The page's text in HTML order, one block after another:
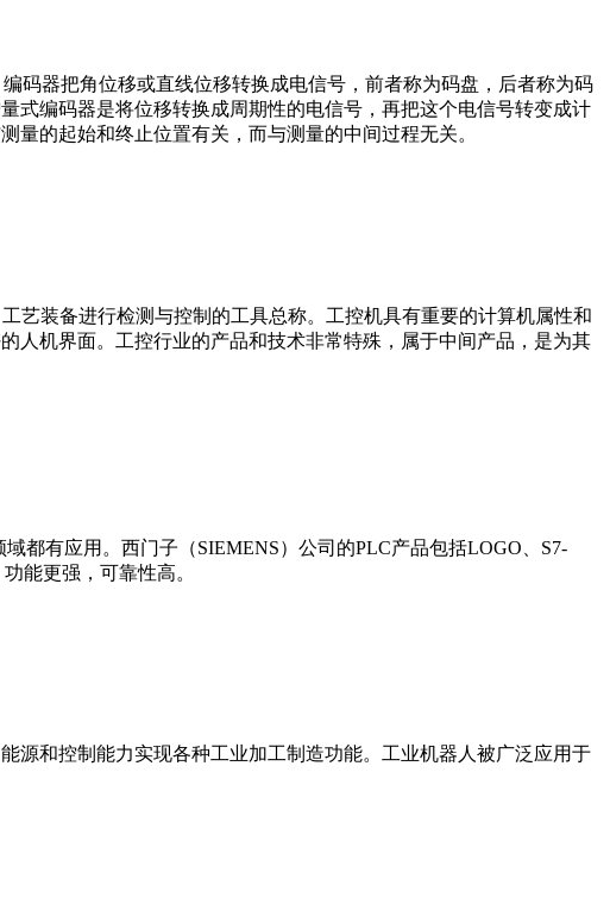
码器把角位移或直线位移转换成电信号，前者称为码盘，后者称为码
式编码器是将位移转换成周期性的电信号，再把这个电信号转变成计
的起始和终止位置有关，而与测量的中间过程无关。
艺装备进行检测与控制的工具总称。工控机具有重要的计算机属性和
人机界面。工控行业的产品和技术非常特殊，属于中间产品，是为其
都有应用。西门子（SIEMENS）公司的PLC产品包括LOGO、S7-
能更强，可靠性高。
源和控制能力实现各种工业加工制造功能。工业机器人被广泛应用于